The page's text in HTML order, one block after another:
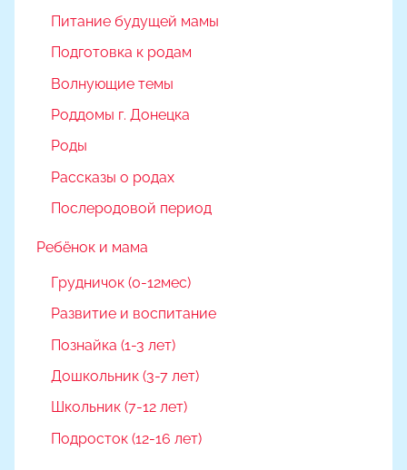
Питание будущей мамы
Подготовка к родам
Волнующие темы
Роддомы г. Донецка
Роды
Рассказы о родах
Послеродовой период
Ребёнок и мама
Грудничок (0-12мес)
Развитие и воспитание
Познайка (1-3 лет)
Дошкольник (3-7 лет)
Школьник (7-12 лет)
Подросток (12-16 лет)